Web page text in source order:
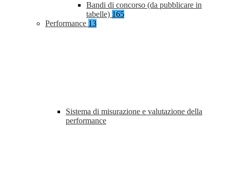
Bandi di concorso (da pubblicare in
tabelle) 165
Performance 13
Sistema di misurazione e valutazione della
performance